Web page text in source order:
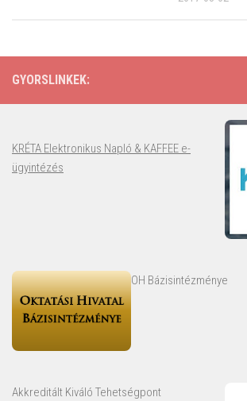
GYORSLINKEK:
KRÉTA Elektronikus Napló & KAFFEE e-
ügyintézés
OH Bázisintézménye
Akkreditált Kiváló Tehetségpont